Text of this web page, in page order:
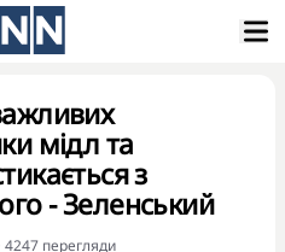
мідл та
з
- Зеленський
4247 перегляди